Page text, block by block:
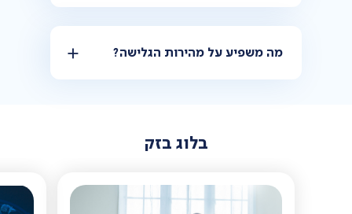
מה משפיע על מהירות הגלישה?
בלוג בזק